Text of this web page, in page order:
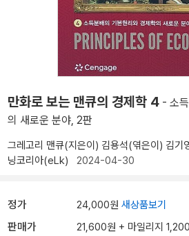
만화로 보는 맨큐의 경제학 4 - 소
의 새로운 분야, 2판
그레고리 맨큐(지은이) 김용석(엮은이) 김기
닝코리아(eLk) 2024-04-30
정가 24,000원 새상품보기
판매가 21,600원 + 마일리지